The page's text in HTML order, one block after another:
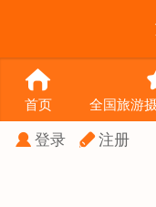
首页 全国旅游
登录 注册